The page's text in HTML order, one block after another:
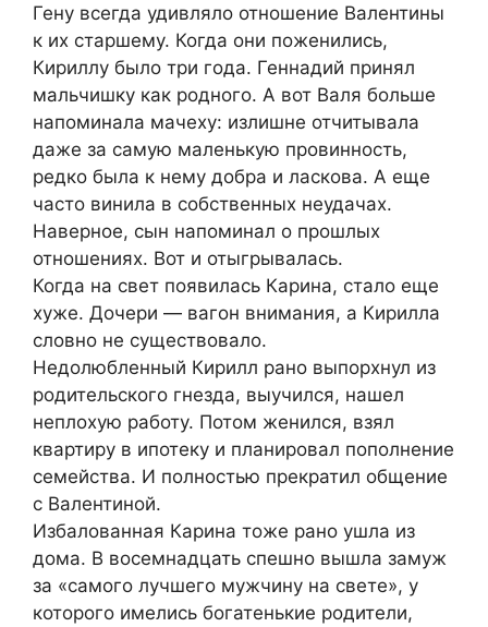
Гену всегда удивляло отношение Валентины
к их старшему. Когда они поженились,
Кириллу было три года. Геннадий принял
мальчишку как родного. А вот Валя больше
напоминала мачеху: излишне отчитывала
даже за самую маленькую провинность,
редко была к нему добра и ласкова. А еще
часто винила в собственных неудачах.
Наверное, сын напоминал о прошлых
отношениях. Вот и отыгрывалась.
Когда на свет появилась Карина, стало еще
хуже. Дочери ― вагон внимания, а Кирилла
словно не существовало.
Недолюбленный Кирилл рано выпорхнул из
родительского гнезда, выучился, нашел
неплохую работу. Потом женился, взял
квартиру в ипотеку и планировал пополнение
семейства. И полностью прекратил общение
с Валентиной.
Избалованная Карина тоже рано ушла из
дома. В восемнадцать спешно вышла замуж
за «самого лучшего мужчину на свете», у
которого имелись богатенькие родители,